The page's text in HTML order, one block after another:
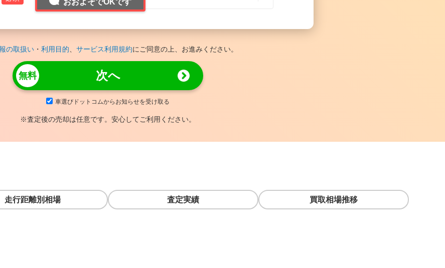
おおよそでOKです
の取扱い ・ 利用目的 サービス利用規約にご同意の上、お進みください。
次へ
車選びドットコムからお知らせを受け取る
※査定後の売却は任意です。安心してご利用ください。
走行距離別相場 査定実績 買取相場推移